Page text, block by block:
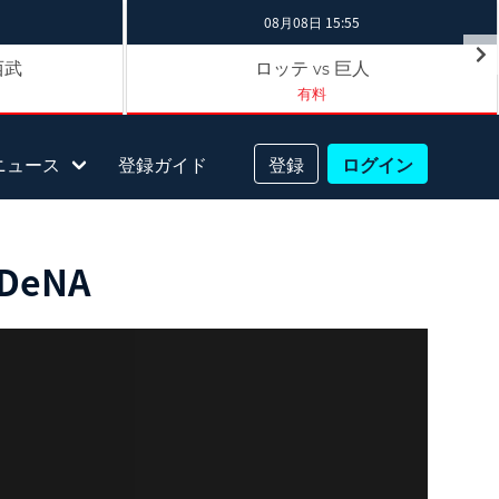
08月08日 15:55
ロッテ vs 巨人
有料
ュース 登録ガイド 登録 ログイン